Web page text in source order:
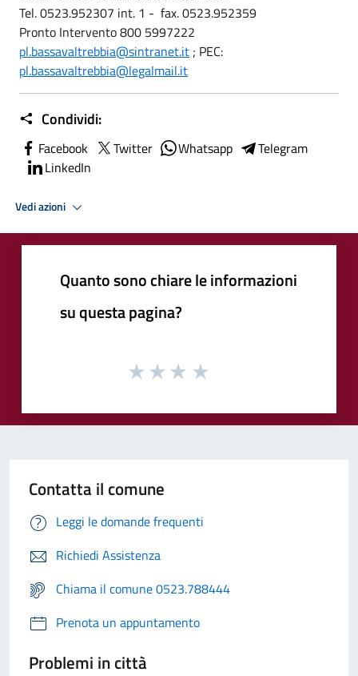
Tel. 0523.952307 int. 1 - fax. 0523.952359
Pronto Intervento 800 5997222
pl.bassavaltrebbia@sintranet.it ; PEC:
pl.bassavaltrebbia@legalmail.it
Condividi:
Facebook Twitter Whatsapp
Telegram
LinkedIn
Vedi azioni
Quanto sono chiare le informazioni
su questa pagina?
Contatta il comune
Leggi le domande frequenti
Richiedi Assistenza
Chiama il comune 0523.788444
Prenota un appuntamento
Problemi in città